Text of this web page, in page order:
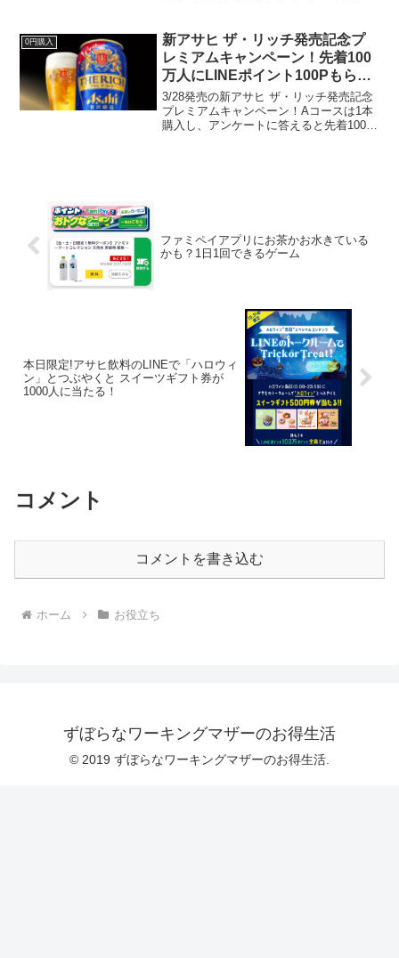
る「八百甚」の＼フルーツサンド でら
ミ...
0円購入
新アサヒ ザ・リッチ発売記念プ
レミアムキャンペーン！先着100
万人にLINEポイント100Pもらえ
る！ローソンお試し引換券で実質
お小遣い
3/28発売の新アサヒ ザ・リッチ発売記念
プレミアムキャンペーン！Aコースは1本
購入し、アンケートに答えると先着100万
ファミペイアプリにお茶かお水きている
かも？1日1回できるゲーム
本日限定!アサヒ飲料のLINEで「ハロウィ
ン」とつぶやくと スイーツギフト券が
1000人に当たる！
コメント
コメントを書き込む
ホーム お役立ち
ずぼらなワーキングマザーのお得生活
© 2019 ずぼらなワーキングマザーのお得生活.